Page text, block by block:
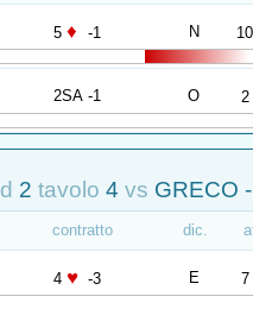
5 ♦ -1 N 10
2SA -1 O 2
2 tavolo 4 vs GRECO
contratto dic.
4 ♥ -3 E 7